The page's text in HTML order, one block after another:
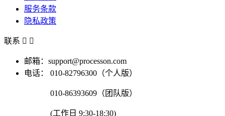
服务条款
隐私政策
联系  
邮箱：support@processon.com
电话：
010-82796300（个人版）
010-86393609（团队版）
(工作日 9:30-18:30)